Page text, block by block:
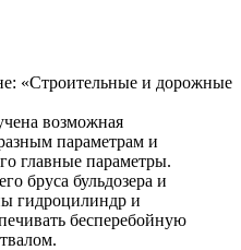
«Строительные и дорожные
возможная
параметрам и
главные параметры.
бруса бульдозера и
гидроцилиндр и
бесперебойную